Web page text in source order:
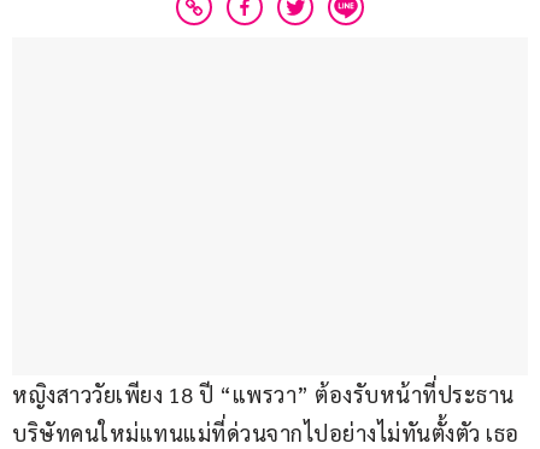
หญิงสาววัยเพียง 18 ปี “แพรวา” ต้องรับหน้าที่ประธาน
บริษัทคนใหม่แทนแม่ที่ด่วนจากไปอย่างไม่ทันตั้งตัว เธอ